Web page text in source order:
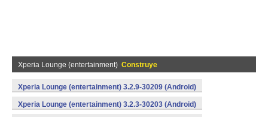
Xperia Lounge (entertainment) Construye
Xperia Lounge (entertainment) 3.2.9-30209 (Android)
Xperia Lounge (entertainment) 3.2.3-30203 (Android)